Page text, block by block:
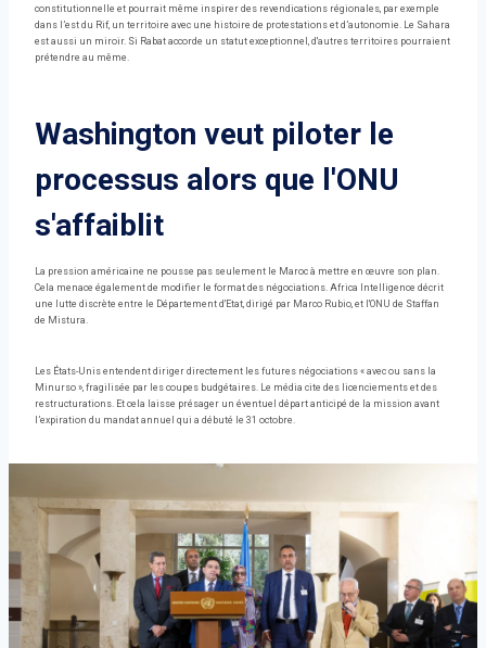
constitutionnelle et pourrait même inspirer des revendications régionales, par exemple
dans l’est du Rif, un territoire avec une histoire de protestations et d’autonomie. Le Sahara
est aussi un miroir. Si Rabat accorde un statut exceptionnel, d'autres territoires pourraient
prétendre au même.
Washington veut piloter le
processus alors que l'ONU
s'affaiblit
La pression américaine ne pousse pas seulement le Maroc à mettre en œuvre son plan.
Cela menace également de modifier le format des négociations. Africa Intelligence décrit
une lutte discrète entre le Département d'Etat, dirigé par Marco Rubio, et l'ONU de Staffan
de Mistura.
Les États-Unis entendent diriger directement les futures négociations « avec ou sans la
Minurso », fragilisée par les coupes budgétaires. Le média cite des licenciements et des
restructurations. Et cela laisse présager un éventuel départ anticipé de la mission avant
l’expiration du mandat annuel qui a débuté le 31 octobre.